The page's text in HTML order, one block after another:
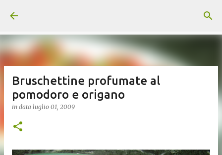
Bruschettine profumate al
pomodoro e origano
in data luglio 01, 2009